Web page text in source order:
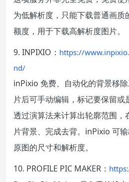
为低解析度，只能下载普通画质
额度，用于下载高解析度图片。
9. INPIXIO： https://
nd/
inPixio 免费、自动化的背景移
片后可手动编辑，标记要保留或
透过演算法来计算出轮廓范围，
片背景、完成去背。inPixio 可
原图的尺寸和解析度。
10. PROFILE PIC MAKER：